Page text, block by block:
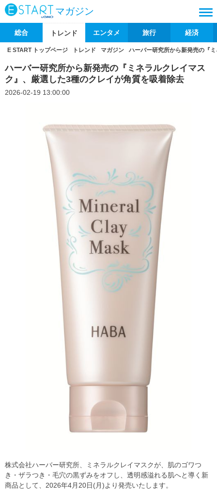
マガジン
総合 トレンド エンタメ 旅行 経済
E START トップページ トレンド マガジン ハーバー研究所から新発売の『
ハーバー研究所から新発売の『ミネラルクレイマス
ク』、厳選した3種のクレイが角質を吸着除去
2026-02-19 13:00:00
株式会社ハーバー研究所、ミネラルクレイマスクが、肌のゴワつ
き・ザラつき・毛穴の黒ずみをオフし、透明感溢れる肌へと導く新
商品として、2026年4月20日(月)より発売いたします。